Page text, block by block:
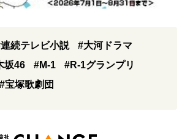
続テレビ小説
#大河ドラマ
坂46 #M-1
#R-1グランプリ
#宝塚歌劇団